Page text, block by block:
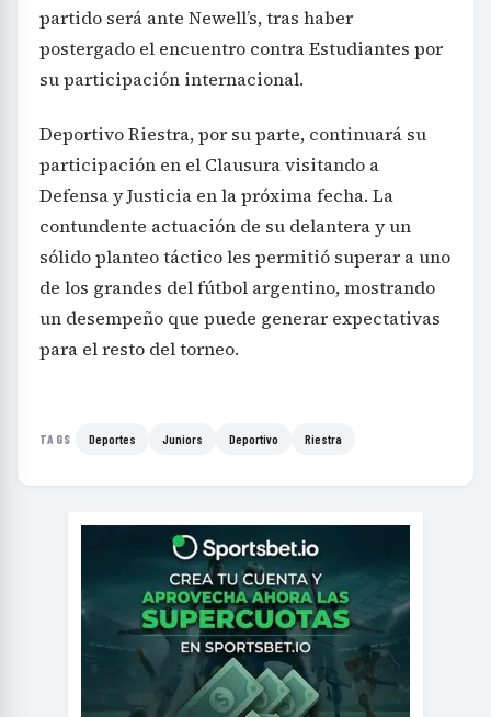
partido será ante Newell’s, tras haber
postergado el encuentro contra Estudiantes por
su participación internacional.
Deportivo Riestra, por su parte, continuará su
participación en el Clausura visitando a
Defensa y Justicia en la próxima fecha. La
contundente actuación de su delantera y un
sólido planteo táctico les permitió superar a uno
de los grandes del fútbol argentino, mostrando
un desempeño que puede generar expectativas
para el resto del torneo.
TAGS Deportes Juniors Deportivo Riestra